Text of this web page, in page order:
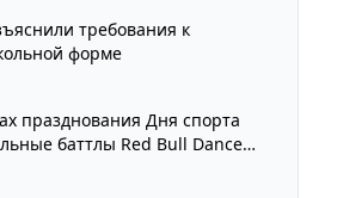
требования к
форме
празднования Дня спорта
баттлы Red Bull Dance